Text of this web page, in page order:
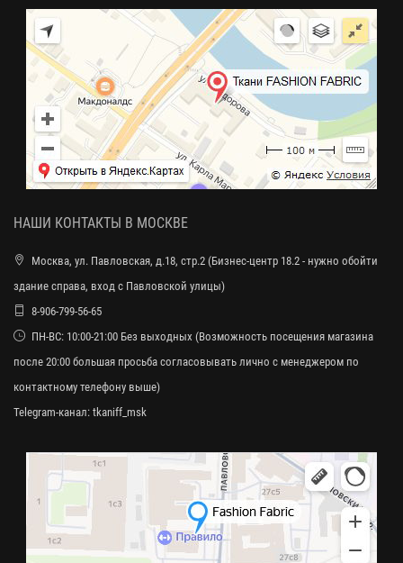
НАШИ КОНТАКТЫ В МОСКВЕ
Москва, ул. Павловская, д.18, стр.2 (Бизнес-центр 18.2 - нужно обойти
здание справа, вход с Павловской улицы)
8-906-799-56-65
ПН-ВС: 10:00-21:00 Без выходных (Возможность посещения магазина
после 20:00 большая просьба согласовывать лично с менеджером по
контактному телефону выше)
Telegram-канал: tkaniff_msk